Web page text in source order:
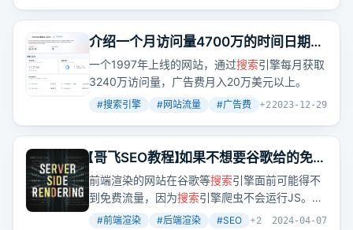
介绍一个月访问量4700万的时间日期工
具网站，再分享一批含年份数字的关键
词，年年都有新词新机会
一个1997年上线的网站，通过搜索引擎每月获取
3240万访问量，广告费月入20万美元以上。
#搜索引擎 #网站流量 #广告费 +22023-12-29
【哥飞SEO教程】如果不想要谷歌给的免费
流量，你就用前端渲染吧
前端渲染的网站在谷歌等搜索引擎面前可能得不
到免费流量，因为搜索引擎爬虫不会运行JS。后
端渲染才是获取流量的正确方式。
#前端渲染 #后端渲染 #SEO +2 2024-04-07